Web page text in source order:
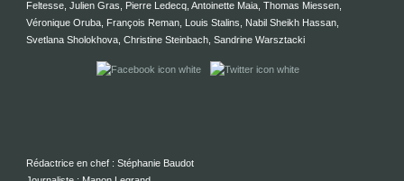
Feltesse, Julien Gras, Pierre Ledecq, Antoinette Maia, Thomas Miessen,
Véronique Oruba, François Reman, Louis Stalins, Nabil Sheikh Hassan,
Svetlana Sholokhova, Christine Steinbach, Sandrine Warsztacki
Rédactrice en chef : Stéphanie Baudot